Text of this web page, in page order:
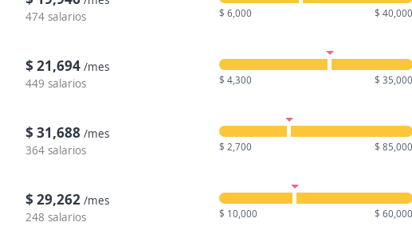
474 salarios
$ 6,000 $ 40,000
$ 21,694 /mes
449 salarios
$ 4,300 $ 35,000
$ 31,688 /mes
364 salarios
$ 2,700 $ 85,000
$ 29,262 /mes
248 salarios
$ 10,000 $ 60,000